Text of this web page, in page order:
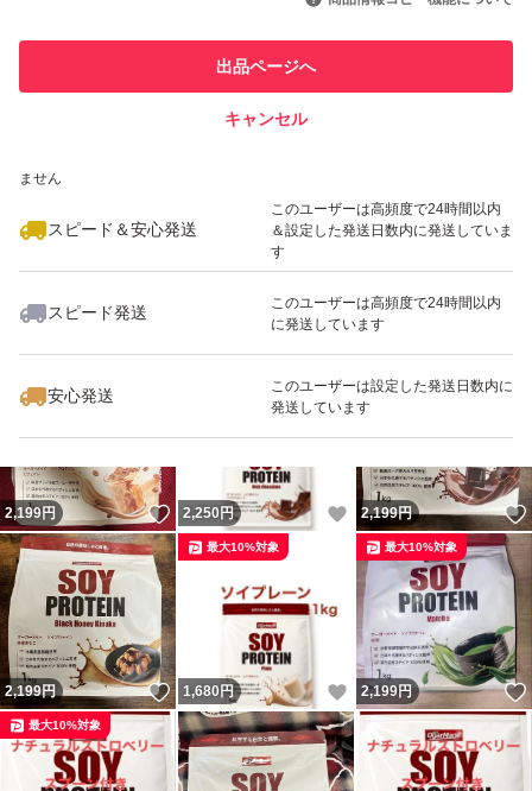
での取引実績があります
ません
スピード＆安心発送
このユーザーは高頻度で24時間以内
＆設定した発送日数内に発送していま
す
スピード発送
このユーザーは高頻度で24時間以内
に発送しています
安心発送
このユーザーは設定した発送日数内に
発送しています
出品ページへ
キャンセル
いいね！
2,199
2,199円 いいね！
2,250 円 いいね！
2,199円
2,199円 いいね！
1,680 円 いいね！
最大10%対象
2,199円
最大10%対象
最大10%対象